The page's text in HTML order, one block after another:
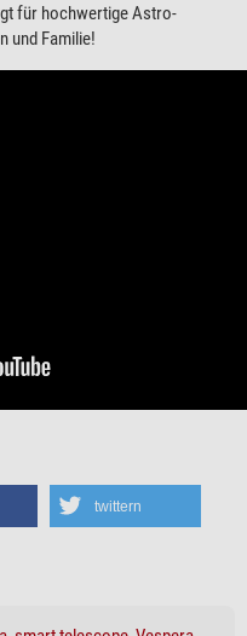
für hochwertige Astro-
und Familie!
twittern